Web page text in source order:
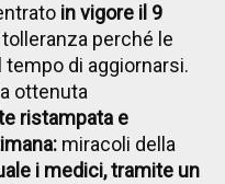
in vigore il 9
perché le
di aggiornarsi.
ottenuta
ristampata e
miracoli della
i medici, tramite un